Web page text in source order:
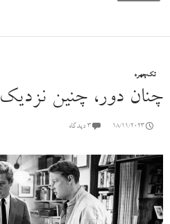
تک‌چهره
چنان دور، چنین نزدیک
18/11/2023 ۳ دیدگاه